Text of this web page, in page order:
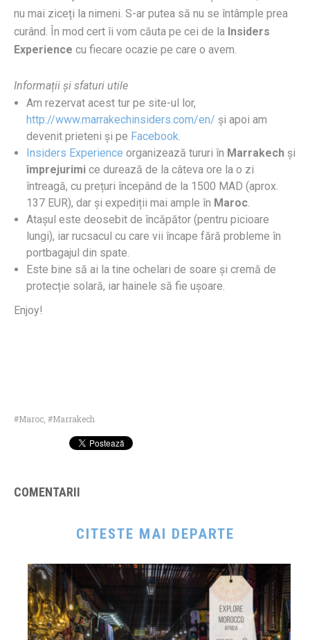
nu mai ziceți la nimeni. S-ar putea să nu se întâmple prea
curând. În mod cert îi vom căuta pe cei de la Insiders
Experience cu fiecare ocazie pe care o avem.
Informații și sfaturi utile
Am rezervat acest tur pe site-ul lor,
http://www.marrakechinsiders.com/en/ și apoi am
devenit prieteni și pe Facebook
Insiders Experience organizează tururi în Marrakech și
împrejurimi ce durează de la câteva ore la o zi
întreagă, cu prețuri începând de la 1500 MAD (aprox.
137 EUR), dar și expediții mai ample în Maroc
Atașul este deosebit de încăpător (pentru picioare
lungi), iar rucsacul cu care vii încape fără probleme în
portbagajul din spate.
Este bine să ai la tine ochelari de soare și cremă de
protecție solară, iar hainele să fie ușoare.
Enjoy!
Maroc Marrakech
COMENTARII
CITESTE MAI DEPARTE